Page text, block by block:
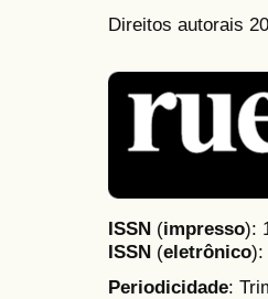
Direitos autorais
ISSN (impresso):
ISSN (eletrônico):
Periodicidade: